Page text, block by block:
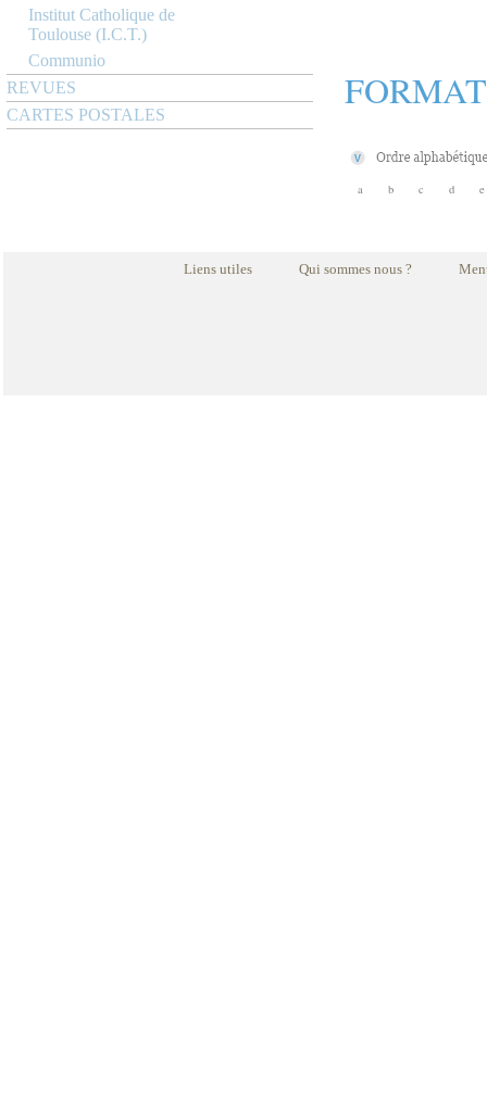
Institut Catholique de
Toulouse (I.C.T.)
Communio
REVUES
CARTES POSTALES
a b c d e
Liens utiles Qui sommes nous ?